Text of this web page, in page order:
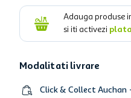
Adauga produse
si iti activezi
Modalitati livrare
Click & Collect Auchan